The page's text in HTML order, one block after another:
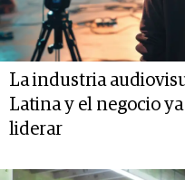
La industria
Latina y el negocio
liderar